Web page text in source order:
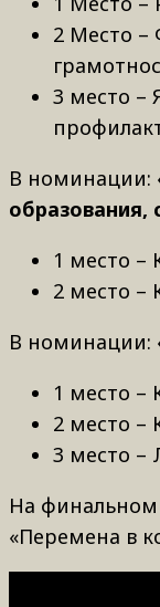
2 Место –
3 место –
В номинации:
образования,
1 место –
2 место –
В номинации:
1 место –
2 место –
3 место –
На финальном
«Перемена в